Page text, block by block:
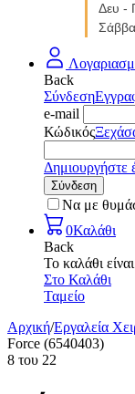
Δευ -
Back
Σύνδεση
e-mail
Κώδικός
Δημιουργήστε
Σύνδεση
Να με
0Καλάθι
Back
Το καλάθι
Στο Καλάθι
Ταμείο
Αρχική/Εργαλεία
Force (6540403)
8 του 22